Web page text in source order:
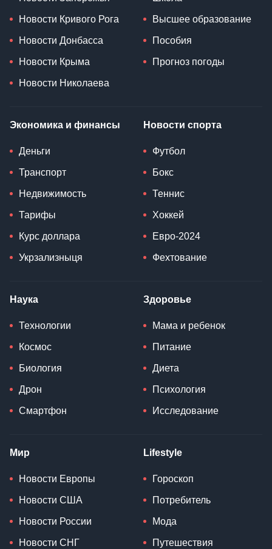
Новости Кривого Рога
Новости Донбасса
Новости Крыма
Новости Николаева
Высшее образование
Пособия
Прогноз погоды
Экономика и финансы
Деньги
Транспорт
Недвижимость
Тарифы
Курс доллара
Укрзализныця
Новости спорта
Футбол
Бокс
Теннис
Хоккей
Евро-2024
Фехтование
Наука
Технологии
Космос
Биология
Дрон
Смартфон
Здоровье
Мама и ребенок
Питание
Диета
Психология
Исследование
Мир
Новости Европы
Новости США
Новости России
Новости СНГ
Lifestyle
Гороскоп
Потребитель
Мода
Путешествия